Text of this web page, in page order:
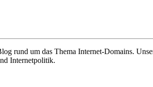
rund um das Thema Internet-Domains.
Internetpolitik.